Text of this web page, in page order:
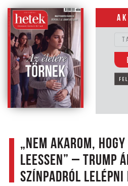
„Nem akarom,
leessen” – Trump
színpadról